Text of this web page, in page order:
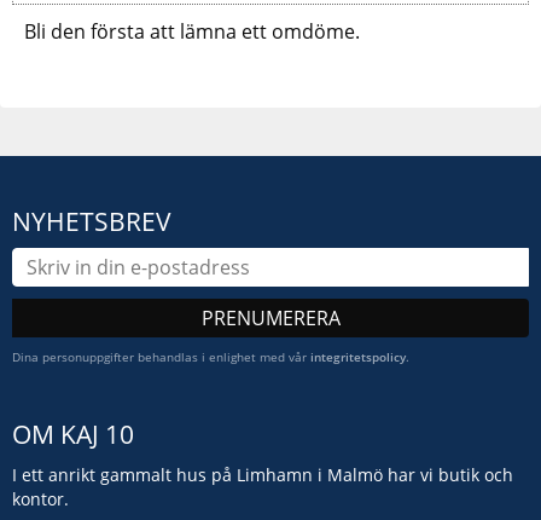
Bli den första att lämna ett omdöme.
NYHETSBREV
PRENUMERERA
Dina personuppgifter behandlas i enlighet med vår integritetspolicy.
OM KAJ 10
I ett anrikt gammalt hus på Limhamn i Malmö har vi butik och
kontor.